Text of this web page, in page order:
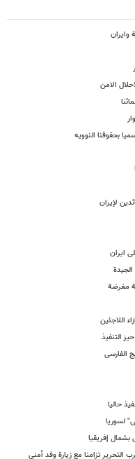
وایران
الامن
بحقوقنا النوویه
لإیران
ایران
مغرضة
اللاجئین
التنفیذ
الفارسی
حالیا
لسوریا
بشمال إفریقیا
التحریر تزامنا مع زیارة وفد أمنی